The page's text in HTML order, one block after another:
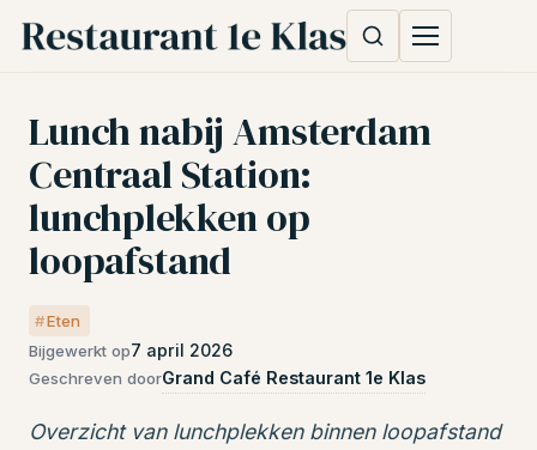
Lunch nabij Amsterdam
Centraal Station:
lunchplekken op
loopafstand
Eten
Bijgewerkt op7 april 2026
Geschreven doorGrand Café Restaurant 1e Klas
Overzicht van lunchplekken binnen loopafstand